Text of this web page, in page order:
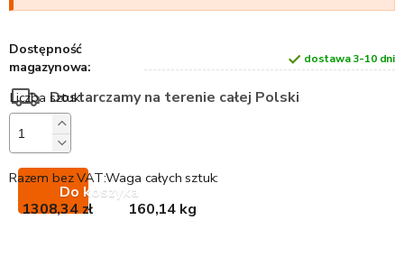
Dostępność
magazynowa:
dostawa 3-10 dni
Dostarczamy na terenie całej Polski
Do koszyka
Waga całych sztuk:
160,14 kg
Razem bez VAT:
1308,34 zł